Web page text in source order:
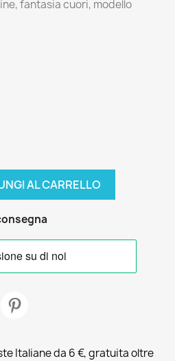
fantasia cuori, modello
AL CARRELLO
Italiane da 6 €, gratuita oltre